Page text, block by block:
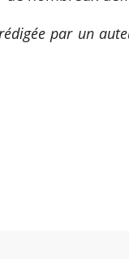
par un